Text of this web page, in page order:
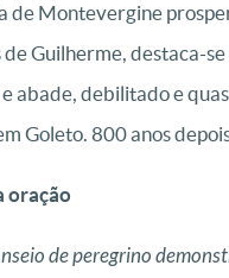
de Montevergine
de Guilherme, destaca-
abade, debilitado e
Goleto. 800 anos
oração
de peregrino